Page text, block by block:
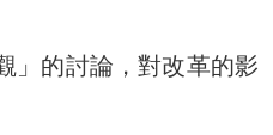
」的討論，對改革的影